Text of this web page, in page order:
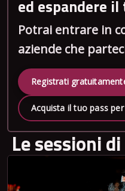
ed espandere
Potrai entrare in
aziende che
Registrati
Acquista il tuo pass
Le sessioni di